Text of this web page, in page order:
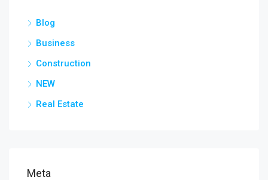
Blog
Business
Construction
NEW
Real Estate
Meta